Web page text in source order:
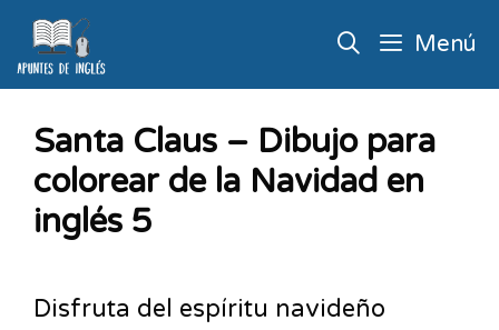
Menú
Santa Claus – Dibujo para
colorear de la Navidad en
inglés 5
Disfruta del espíritu navideño